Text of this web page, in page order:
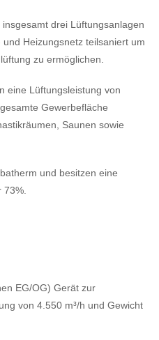
drei Lüftungsanlagen
Heizungsnetz teilsaniert um
zu ermöglichen.
eine Lüftungsleistung von
Gewerbefläche
Saunen sowie
und besitzen eine
73%.
EG/OG) Gerät zur
von 4.550 m³/h und Gewicht